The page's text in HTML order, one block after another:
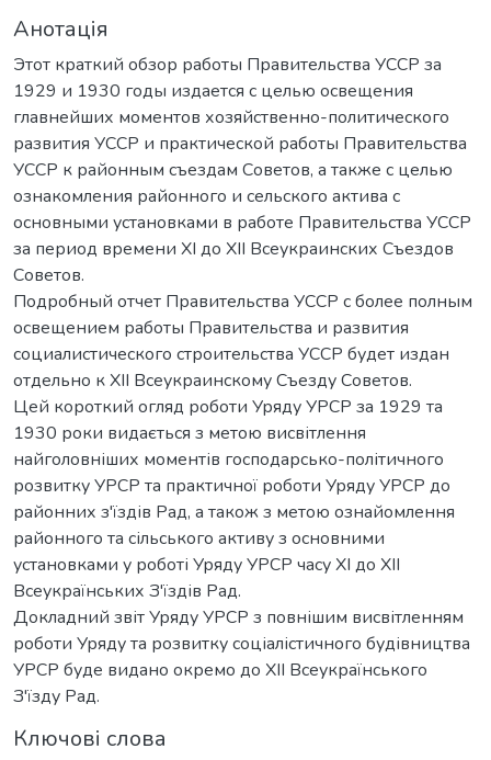
Анотація
Этот краткий обзор работы Правительства УССР за
1929 и 1930 годы издается с целью освещения
главнейших моментов хозяйственно-политического
развития УССР и практической работы Правительства
УССР к районным съездам Советов, а также с целью
ознакомления районного и сельского актива с
основными установками в работе Правительства УССР
за период времени XI до XII Всеукраинских Съездов
Советов.
Подробный отчет Правительства УССР с более полным
освещением работы Правительства и развития
социалистического строительства УССР будет издан
отдельно к XII Всеукраинскому Съезду Советов.
Цей короткий огляд роботи Уряду УРСР за 1929 та
1930 роки видається з метою висвітлення
найголовніших моментів господарсько-політичного
розвитку УРСР та практичної роботи Уряду УРСР до
районних з'їздів Рад, а також з метою ознайомлення
районного та сільського активу з основними
установками у роботі Уряду УРСР часу XI до XII
Всеукраїнських З'їздів Рад.
Докладний звіт Уряду УРСР з повнішим висвітленням
роботи Уряду та розвитку соціалістичного будівництва
УРСР буде видано окремо до XII Всеукраїнського
З'їзду Рад.
Ключові слова